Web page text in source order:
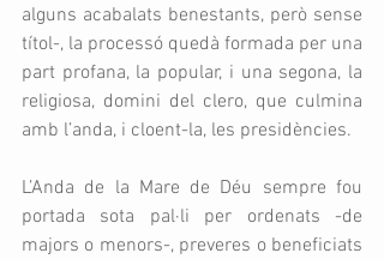
alguns acabalats benestants, però sense
títol-, la processó quedà formada per una
part profana, la popular, i una segona, la
religiosa, domini del clero, que culmina
amb l’anda, i cloent-la, les presidències.
L’Anda de la Mare de Déu sempre fou
portada sota pal·li per ordenats -de
majors o menors-, preveres o beneficiats